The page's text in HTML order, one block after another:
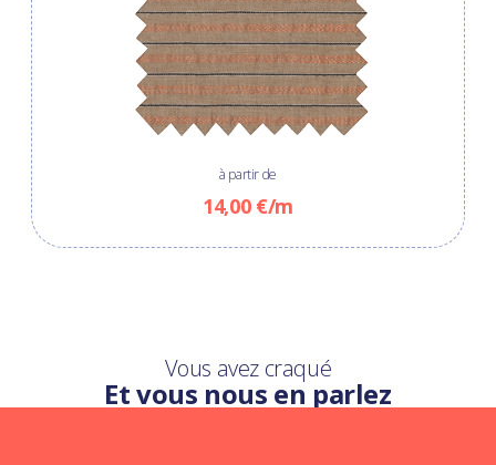
à partir de
14,00 €/m
Vous avez craqué
Et vous nous en parlez